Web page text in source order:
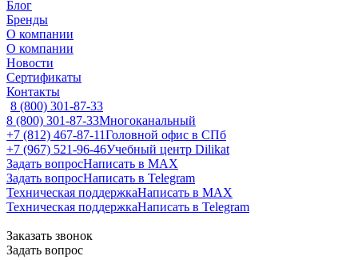
Блог
Бренды
О компании
О компании
Новости
Сертификаты
Контакты
8 (800) 301-87-33
8 (800) 301-87-33Многоканальный
+7 (812) 467-87-11Головной офис в СПб
+7 (967) 521-96-46Учебный центр Dilikat
Задать вопросНаписать в MAX
Задать вопросНаписать в Telegram
Техническая поддержкаНаписать в MAX
Техническая поддержкаНаписать в Telegram
Заказать звонок
Задать вопрос